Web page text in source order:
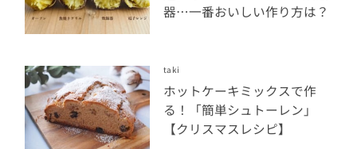
器…一番おいしい作り方は？
taki
ホットケーキミックスで作
る！「簡単シュトーレン」
【クリスマスレシピ】